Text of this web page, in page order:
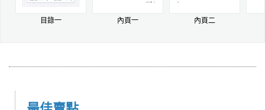
目錄一 內頁一 內頁二